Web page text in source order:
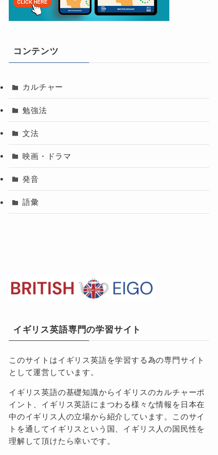
コンテンツ
カルチャー
勉強法
文法
映画・ドラマ
発音
語彙
イギリス英語専門の学習サイト
このサイトはイギリス英語を学習する為の専門サイト
として運営しています。
イギリス英語の基礎知識からイギリスのカルチャーポ
イント、イギリス英語にまつわる様々な情報を日本在
中のイギリス人の立場から紹介しています。このサイ
トを通してイギリスという国、イギリス人の国民性を
理解して頂けたら幸いです。